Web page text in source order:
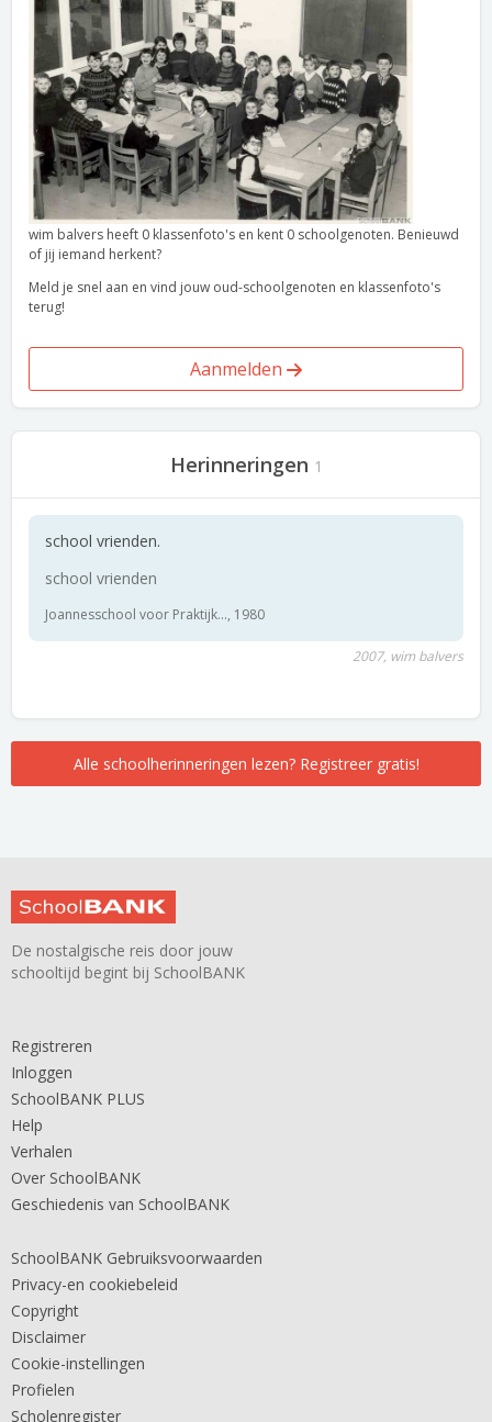
wim balvers heeft 0 klassenfoto's en kent 0 schoolgenoten. Benieuwd
of jij iemand herkent?
Meld je snel aan en vind jouw oud-schoolgenoten en klassenfoto's
terug!
Aanmelden
Herinneringen 1
school vrienden.
school vrienden
Joannesschool voor Praktijk..., 1980
2007, wim balvers
Alle schoolherinneringen lezen? Registreer gratis!
De nostalgische reis door jouw
schooltijd begint bij SchoolBANK
Registreren
Inloggen
SchoolBANK PLUS
Help
Verhalen
Over SchoolBANK
Geschiedenis van SchoolBANK
SchoolBANK Gebruiksvoorwaarden
Privacy-en cookiebeleid
Copyright
Disclaimer
Cookie-instellingen
Profielen
Scholenregister